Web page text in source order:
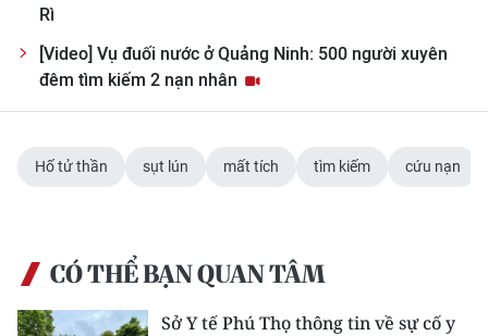
Rì
[Video] Vụ đuối nước ở Quảng Ninh: 500 người xuyên
đêm tìm kiếm 2 nạn nhân
Hố tử thần sụt lún mất tích tìm kiếm cứu nạn
CÓ THỂ BẠN QUAN TÂM
Sở Y tế Phú Thọ thông tin về sự cố y